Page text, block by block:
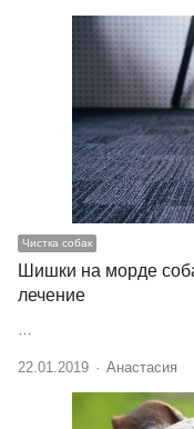
Чистка собак
Шишки на морде
лечение
22.01.2019 Author
Анастасия